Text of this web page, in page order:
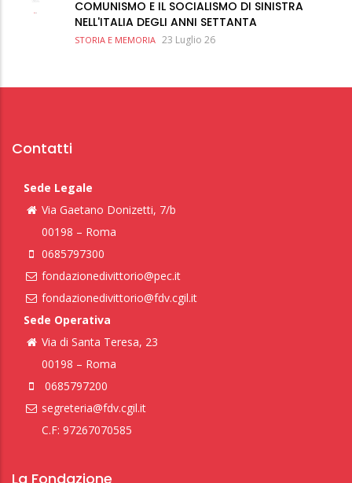
COMUNISMO E IL SOCIALISMO DI SINISTRA
NELL'ITALIA DEGLI ANNI SETTANTA
STORIA E MEMORIA 23 Luglio 26
Contatti
Sede Legale
Via Gaetano Donizetti, 7/b
00198 – Roma
0685797300
fondazionedivittorio@pec.it
fondazionedivittorio@fdv.cgil.it
Sede Operativa
Via di Santa Teresa, 23
00198 – Roma
0685797200
segreteria@fdv.cgil.it
C.F: 97267070585
La Fondazione